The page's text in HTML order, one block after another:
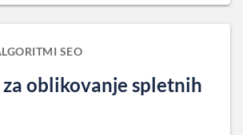
SEO
oblikovanje spletnih